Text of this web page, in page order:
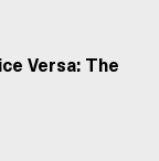
Versa: The